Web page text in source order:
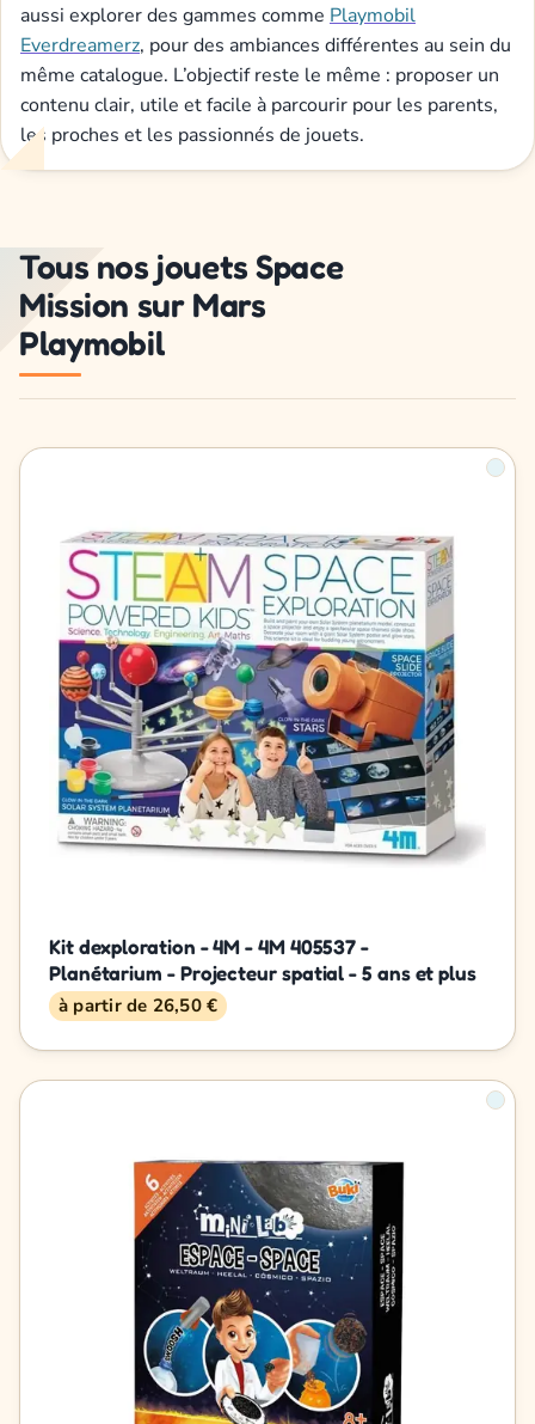
aussi explorer des gammes comme Playmobil
Everdreamerz, pour des ambiances différentes au sein du
même catalogue. L’objectif reste le même : proposer un
contenu clair, utile et facile à parcourir pour les parents,
les proches et les passionnés de jouets.
Tous nos jouets Space
Mission sur Mars
Playmobil
Kit dexploration - 4M - 4M 405537 -
Planétarium - Projecteur spatial - 5 ans et plus
à partir de 26,50 €